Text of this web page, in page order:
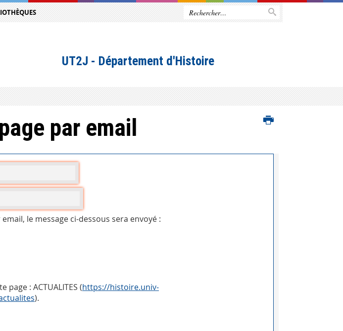
UT2J - Département d'Histoire
par email
le message ci-dessous sera envoyé :
page : ACTUALITES (https://histoire.univ-
).